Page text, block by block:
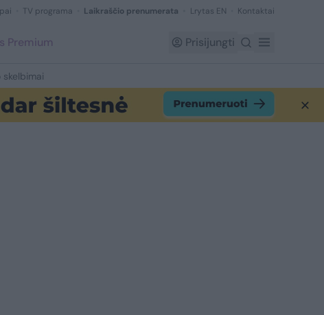
TV programa Laikraščio prenumerata Lrytas EN Kontaktai
Premium Prisijungti
skelbimai